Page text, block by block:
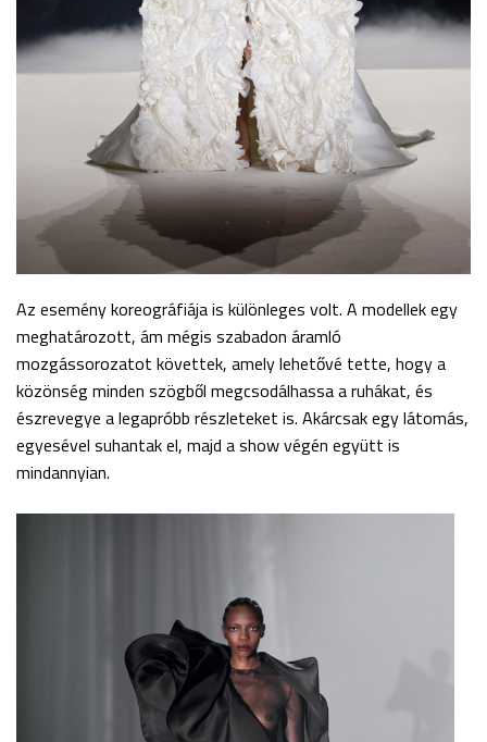
Az esemény koreográfiája is különleges volt. A modellek egy
meghatározott, ám mégis szabadon áramló
mozgássorozatot követtek, amely lehetővé tette, hogy a
közönség minden szögből megcsodálhassa a ruhákat, és
észrevegye a legapróbb részleteket is. Akárcsak egy látomás,
egyesével suhantak el, majd a show végén együtt is
mindannyian.